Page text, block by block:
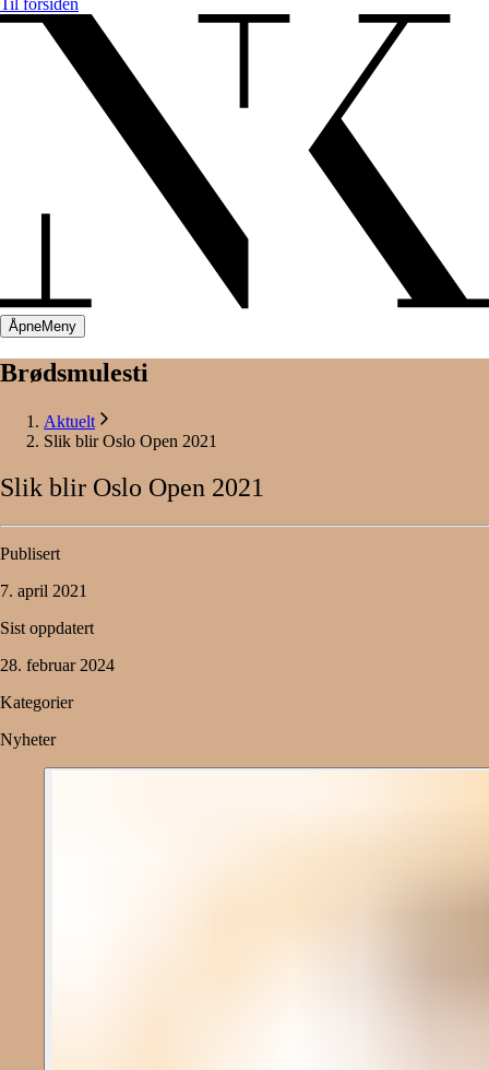
Til forsiden
ÅpneMeny
Brødsmulesti
Aktuelt
Slik blir Oslo Open 2021
Slik blir Oslo Open 2021
Publisert
7. april 2021
Sist oppdatert
28. februar 2024
Kategorier
Nyheter